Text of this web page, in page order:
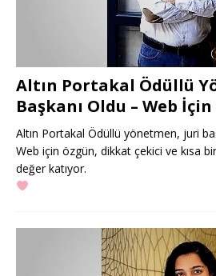
Altın Portakal Ödüllü
Başkanı Oldu – Web
Altın Portakal Ödüllü yönetmen, juri
Web için özgün, dikkat çekici ve kısa
değer katıyor.